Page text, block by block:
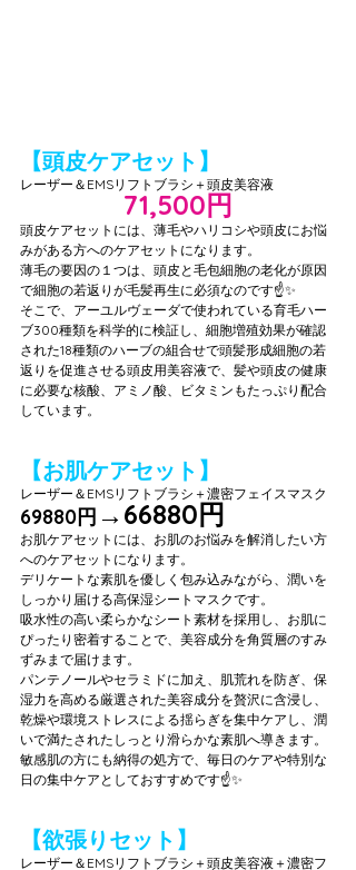
【頭皮ケアセット】
レーザー＆EMSリフトブラシ＋頭皮美容液
71,500円
頭皮ケアセットには、薄毛やハリコシや頭皮にお悩
みがある方へのケアセットになります。
薄毛の要因の１つは、頭皮と毛包細胞の老化が原因
で細胞の若返りが毛髪再生に必須なのです☝️✨
そこで、アーユルヴェーダで使われている育毛ハー
ブ300種類を科学的に検証し、細胞増殖効果が確認
された18種類のハーブの組合せで頭髪形成細胞の若
返りを促進させる頭皮用美容液で、髪や頭皮の健康
に必要な核酸、アミノ酸、ビタミンもたっぷり配合
しています。
【お肌ケアセット】
レーザー＆EMSリフトブラシ＋濃密フェイスマスク
69880円 →66880円
お肌ケアセットには、お肌のお悩みを解消したい方
へのケアセットになります。
デリケートな素肌を優しく包み込みながら、潤いを
しっかり届ける高保湿シートマスクです。
吸水性の高い柔らかなシート素材を採用し、お肌に
ぴったり密着することで、美容成分を角質層のすみ
ずみまで届けます。
パンテノールやセラミドに加え、肌荒れを防ぎ、保
湿力を高める厳選された美容成分を贅沢に含浸し、
乾燥や環境ストレスによる揺らぎを集中ケアし、潤
いで満たされたしっとり滑らかな素肌へ導きます。
敏感肌の方にも納得の処方で、毎日のケアや特別な
日の集中ケアとしておすすめです☝️✨
【欲張りセット】
レーザー＆EMSリフトブラシ＋頭皮美容液＋濃密フ